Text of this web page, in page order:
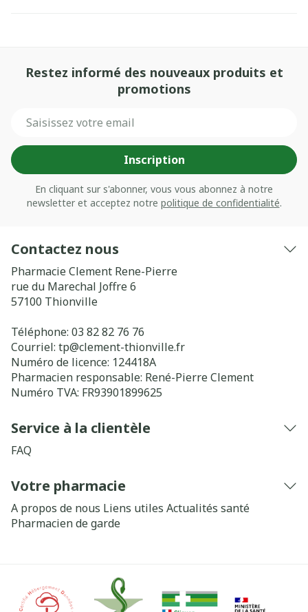
Restez informé des nouveaux produits et
promotions
Inscription
En cliquant sur s'abonner, vous vous abonnez à notre
newsletter et acceptez notre politique de confidentialité.
Contactez nous
Pharmacie Clement Rene-Pierre
rue du Marechal Joffre 6
57100 Thionville
Téléphone: 03 82 82 76 76
Courriel: tp@clement-thionville.fr
Numéro de licence: 124418A
Pharmacien responsable: René-Pierre Clement
Numéro TVA: FR93901899625
Service à la clientèle
FAQ
Votre pharmacie
A propos de nous Liens utiles Actualités santé
Pharmacien de garde